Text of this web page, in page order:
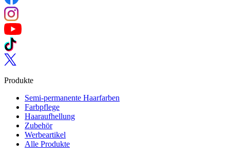
Follow us on Instagram
Follow us on YouTube
Follow us on TikTok
Follow us on Twitter
Produkte
Semi-permanente Haarfarben
Farbpflege
Haaraufhellung
Zubehör
Werbeartikel
Alle Produkte